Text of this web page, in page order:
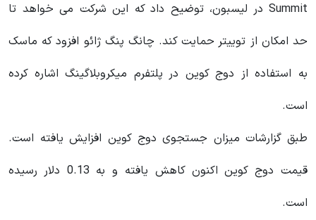
Summit در لیسبون، توضیح داد که این شرکت می خواهد تا
حد امکان از توییتر حمایت کند. چانگ پنگ ژائو افزود که ماسک
به استفاده از دوج کوین در پلتفرم میکروبلاگینگ اشاره کرده
است.
طبق گزارشات میزان جستجوی دوج کوین افزایش یافته است.
قیمت دوج کوین اکنون کاهش یافته و به 0.13 دلار رسیده
است.